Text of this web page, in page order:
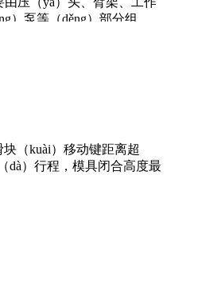
）泵等（děng）部分组......
运动原理
运动是一个相对比较
gāng）的启动、主缸滑块的
（kuài）移动键距离超
dà）行程，模具闭合高度最